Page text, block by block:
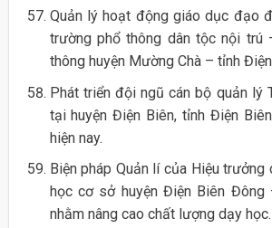
Quản lý hoạt động giáo dục đạo
trường phổ thông dân tộc nội trú
thông huyện Mường Chà – tỉnh
Phát triển đội ngũ cán bộ quản lý
tại huyện Điện Biên, tỉnh Điện
hiện nay.
Biện pháp Quản lí của Hiệu trưởng
học cơ sở huyện Điện Biên Đông
nhằm nâng cao chất lượng dạy học.